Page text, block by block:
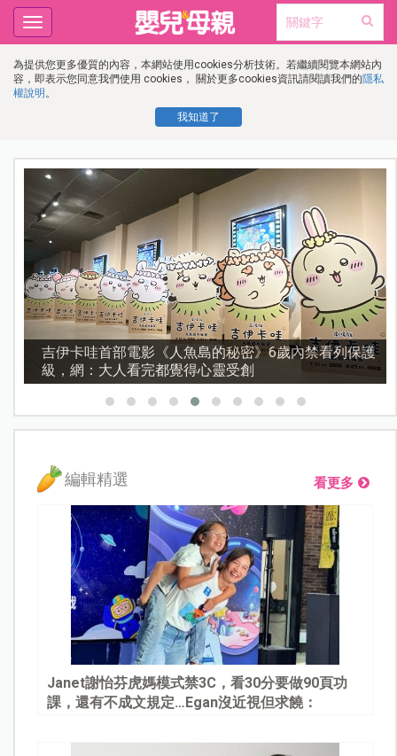
為提供您更多優質的內容，本網站使用cookies分析技術。若繼續閱覽本網站內
容，即表示您同意我們使用 cookies， 關於更多cookies資訊請閱讀我們的隱私
權說明 。
我知道了
Toggle
navigation
吉伊卡哇首部電影《人魚島的秘密》6歲內禁看列保護
級，網：大人看完都覺得心靈受創
編輯精選 看更多
Janet謝怡芬虎媽模式禁3C，看30分要做90頁功
課，還有不成文規定…Egan沒近視但求饒：